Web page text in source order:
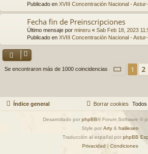
Publicado en XVIII Concentración Nacional -
Fecha fin de Preinscripciones
Último mensaje por mineru « Sab Feb 18, 2023
Publicado en XVIII Concentración Nacional -
Se encontraron más de 1000 coincidencias Página
1 2
Índice general Borrar cookies
Desarrollado por phpBB® Forum Software ©
Style por Arty & halilesen
Traducción al español por phpBB
Privacidad | Condiciones